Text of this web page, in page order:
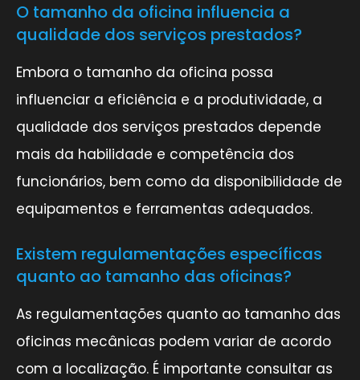
O tamanho da oficina influencia a
qualidade dos serviços prestados?
Embora o tamanho da oficina possa
influenciar a eficiência e a produtividade, a
qualidade dos serviços prestados depende
mais da habilidade e competência dos
funcionários, bem como da disponibilidade de
equipamentos e ferramentas adequados.
Existem regulamentações específicas
quanto ao tamanho das oficinas?
As regulamentações quanto ao tamanho das
oficinas mecânicas podem variar de acordo
com a localização. É importante consultar as